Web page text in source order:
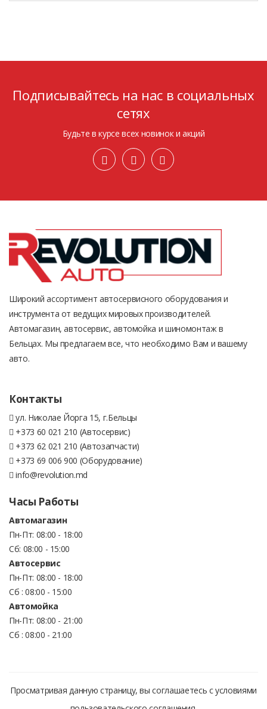
Подписывайтесь на нас в социальных
сетях
Будьте в курсе всех новинок и акций
Широкий ассортимент автосервисного оборудования и
инструмента от ведущих мировых производителей.
Автомагазин, автосервис, автомойка и шиномонтаж в
Бельцах. Мы предлагаем все, что необходимо Вам и вашему
авто.
Контакты
ул. Николае Йорга 15, г.Бельцы
+373 60 021 210 (Автосервис)
+373 62 021 210 (Автозапчасти)
+373 69 006 900 (Оборудование)
info@revolution.md
Часы Работы
Автомагазин
Пн-Пт: 08:00 - 18:00
Сб: 08:00 - 15:00
Автосервис
Пн-Пт: 08:00 - 18:00
Сб : 08:00 - 15:00
Автомойка
Пн-Пт: 08:00 - 21:00
Сб : 08:00 - 21:00
Просматривая данную страницу, вы соглашаетесь с условиями